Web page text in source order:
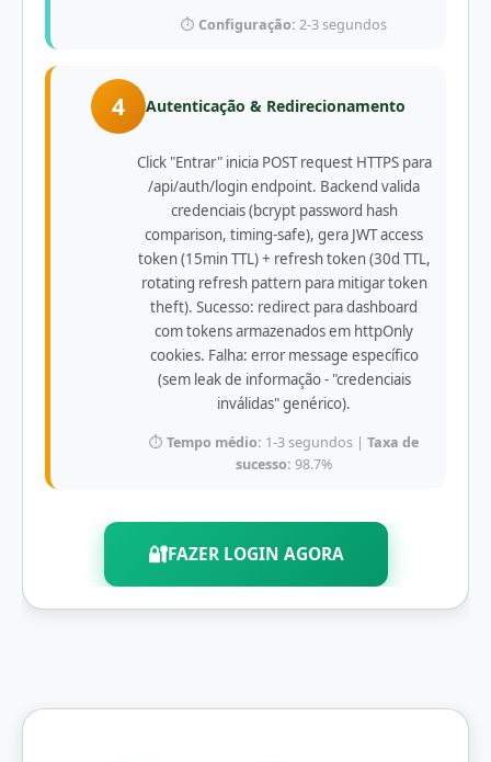
⏱️ Configuração: 2-3 segundos
4 Autenticação & Redirecionamento
Click "Entrar" inicia POST request HTTPS para
/api/auth/login endpoint. Backend valida
credenciais (bcrypt password hash
comparison, timing-safe), gera JWT access
token (15min TTL) + refresh token (30d TTL,
rotating refresh pattern para mitigar token
theft). Sucesso: redirect para dashboard
com tokens armazenados em httpOnly
cookies. Falha: error message específico
(sem leak de informação - "credenciais
inválidas" genérico).
⏱️ Tempo médio: 1-3 segundos | Taxa de
sucesso: 98.7%
🔐FAZER LOGIN AGORA